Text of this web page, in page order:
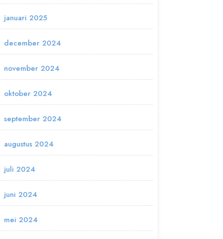
januari 2025
december 2024
november 2024
oktober 2024
september 2024
augustus 2024
juli 2024
juni 2024
mei 2024